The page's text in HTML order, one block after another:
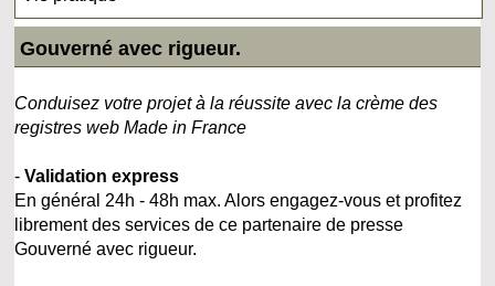
Gouverné avec rigueur.
Conduisez votre projet à la réussite avec la crème des
registres web Made in France
-Validation express
En général 24h - 48h max. Alors engagez-vous et profitez
librement des services de ce partenaire de presse
Gouverné avec rigueur.